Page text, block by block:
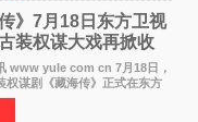
》7月18日东方卫视
装权谋大戏再掀收
yule com cn 7月18日，
权谋剧《藏海传》正式在东方
发广泛关注。该剧此前已在网
精良制作和紧凑剧情收获不俗